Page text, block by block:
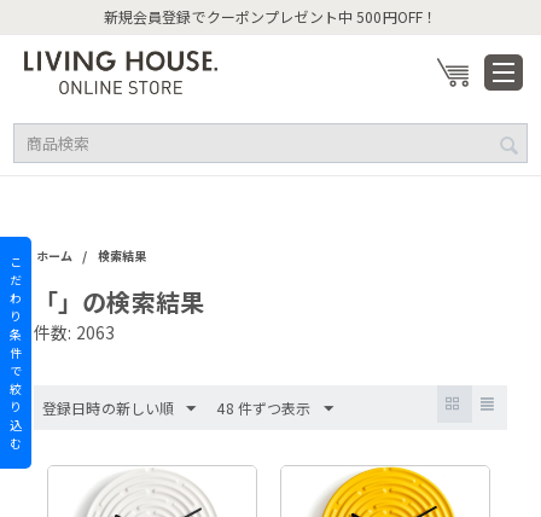
新規会員登録でクーポンプレゼント中 500円OFF！
ホーム / 検索結果
こ
だ
わ
り
条
件
で
絞
り
込
む
「」の検索結果
件数: 2063
登録日時の新しい順 48 件ずつ表示